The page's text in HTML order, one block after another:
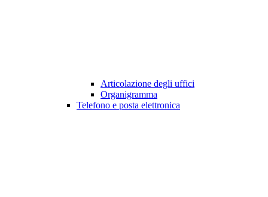
Articolazione degli uffici
Organigramma
Telefono e posta elettronica